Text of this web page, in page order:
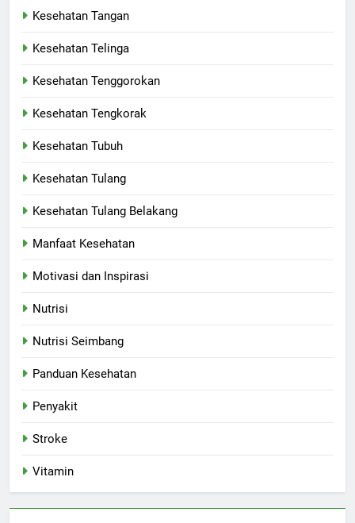
Kesehatan Tangan
Kesehatan Telinga
Kesehatan Tenggorokan
Kesehatan Tengkorak
Kesehatan Tubuh
Kesehatan Tulang
Kesehatan Tulang Belakang
Manfaat Kesehatan
Motivasi dan Inspirasi
Nutrisi
Nutrisi Seimbang
Panduan Kesehatan
Penyakit
Stroke
Vitamin